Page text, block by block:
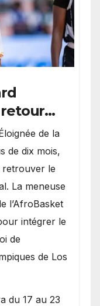
retour
de la
de dix mois,
retrouver le
La meneuse
l’AfroBasket
intégrer le
de
de Los
du 17 au 23